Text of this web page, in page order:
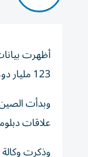
123 مليار دولار واردات صينية من دول القارة، بزيادة سنوية قدرها 5.4%.
علاقات